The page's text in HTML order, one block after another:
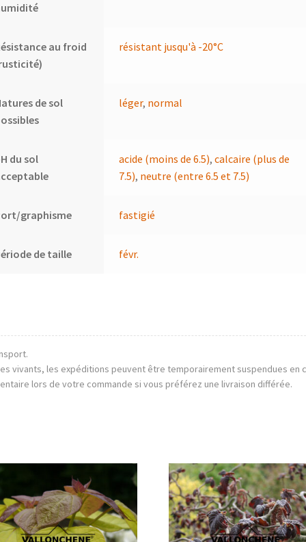
au froid
résistant jusqu'à -20°C
de sol
léger, normal
du sol
acide (moins de 6.5),calcaire (plus de
7.5), neutre (entre 6.5 et 7.5)
graphisme fastigié
de taille févr.
vivants, les expéditions peuvent être temporairement suspendues en
lors de votre commande si vous préférez une livraison différée.